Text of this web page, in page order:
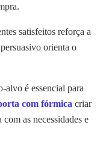
satisfeitos reforça a
orienta o
alvo é essencial para
com fórmica criar
as necessidades e